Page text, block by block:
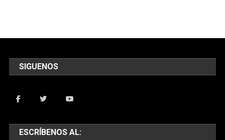
SIGUENOS
ESCRÍBENOS AL: